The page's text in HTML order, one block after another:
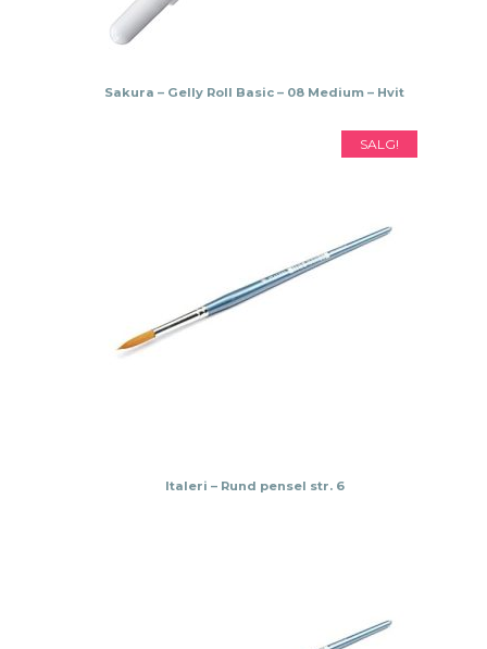
Sakura – Gelly Roll Basic – 08 Medium – Hvit
SALG!
Italeri – Rund pensel str. 6